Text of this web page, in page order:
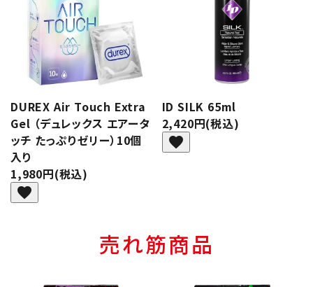
DUREX Air Touch Extra
Gel （デュレックス エアータ
ッチ たっぷりゼリー）10個
入り
1,980円(税込)
favorite
ID SILK 65ml
2,420円(税込)
favorite
売れ筋商品